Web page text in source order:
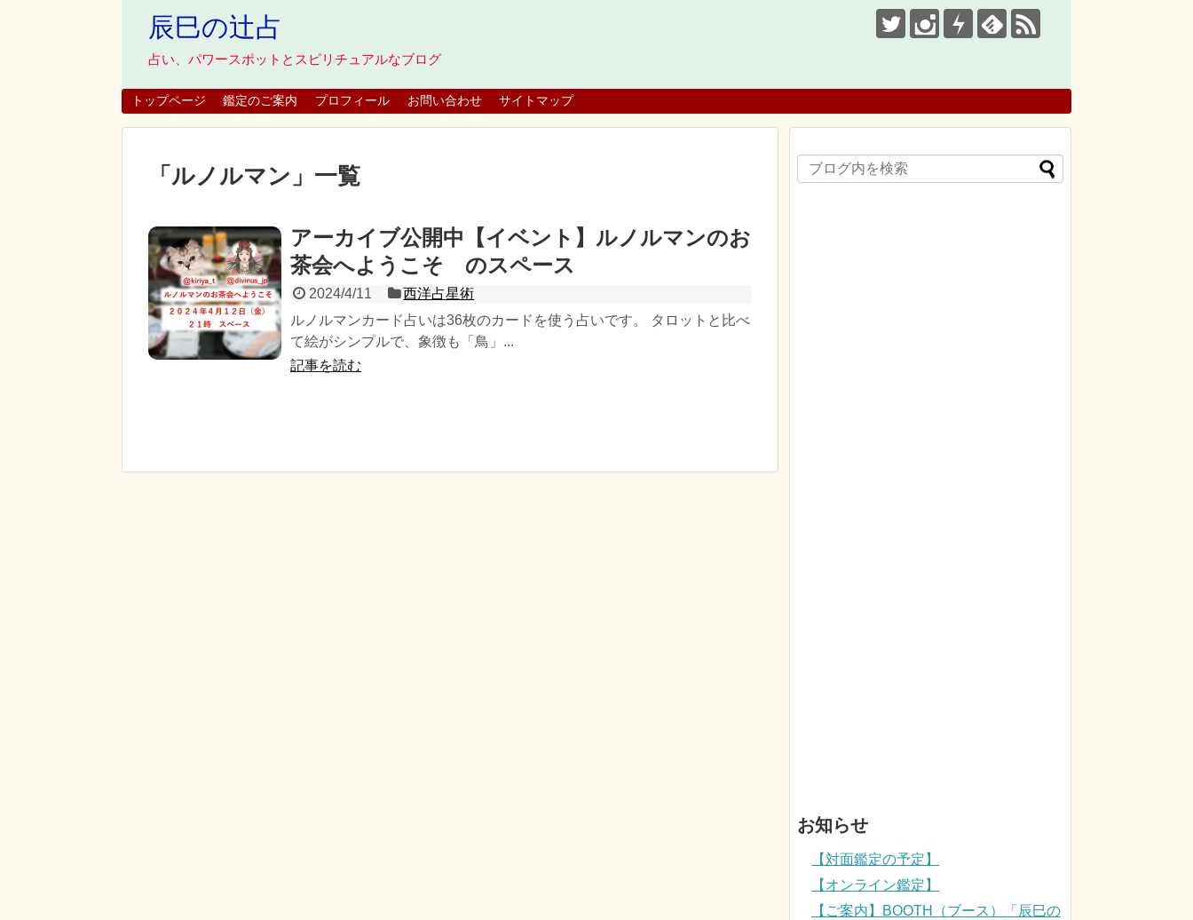
辰巳の辻占
占い、パワースポットとスピリチュアルなブログ
トップページ 鑑定のご案内 プロフィール お問い合わせ サイトマップ
「 ルノルマン 」 一覧
アーカイブ公開中【イベント】ルノルマンのお
茶会へようこそ のスペース
2024/4/11
西洋占星術
ルノルマンカード占いは36枚のカードを使う占いです。 タロットと比べ
て絵がシンプルで、象徴も「鳥」...
記事を読む
お知らせ
【対面鑑定の予定】
【オンライン鑑定】
【ご案内】BOOTH（ブース）「辰巳の